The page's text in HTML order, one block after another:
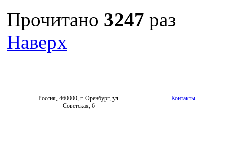
Прочитано 3247 раз
Наверх
Россия, 460000, г. Оренбург, ул.
Советская, 6
Контакты